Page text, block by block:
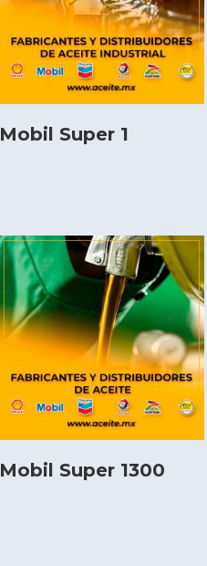
Mobil Super 1
Mobil Super 1300